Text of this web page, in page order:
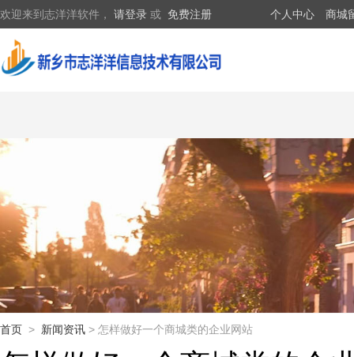
欢迎来到志洋洋软件， 请登录 或 免费注册 个人中心 商城
首页 > 新闻资讯 > 怎样做好一个商城类的企业网站